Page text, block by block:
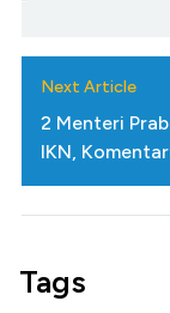
Next Article
2 Menteri
IKN,
Tags